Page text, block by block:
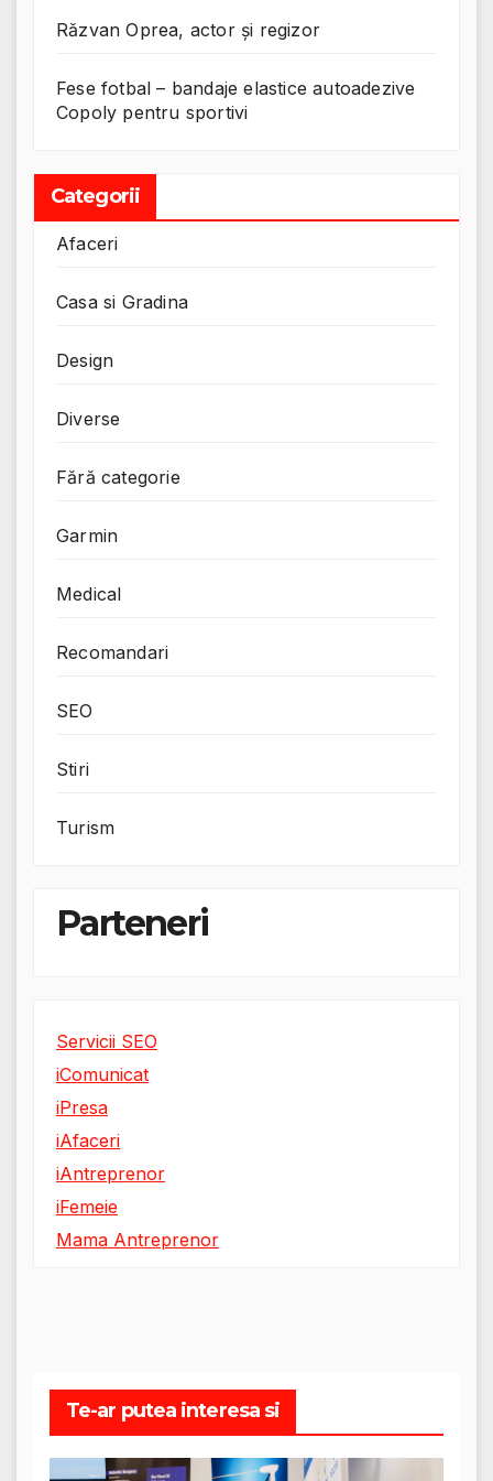
Răzvan Oprea, actor și regizor
Fese fotbal – bandaje elastice autoadezive
Copoly pentru sportivi
Categorii
Afaceri
Casa si Gradina
Design
Diverse
Fără categorie
Garmin
Medical
Recomandari
SEO
Stiri
Turism
Parteneri
Servicii SEO
iComunicat
iPresa
iAfaceri
iAntreprenor
iFemeie
Mama Antreprenor
Te-ar putea interesa si